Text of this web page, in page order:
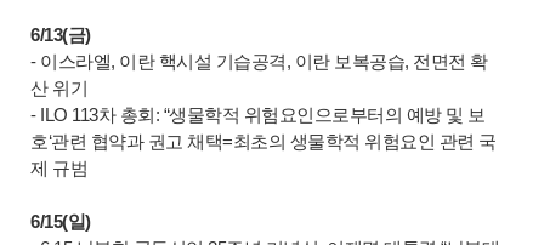
6/13(금)
- 이스라엘, 이란 핵시설 기습공격, 이란 보복공습, 전면전 확
산 위기
- ILO 113차 총회: “생물학적 위험요인으로부터의 예방 및 보
호‘관련 협약과 권고 채택=최초의 생물학적 위험요인 관련 국
제 규범
6/15(일)